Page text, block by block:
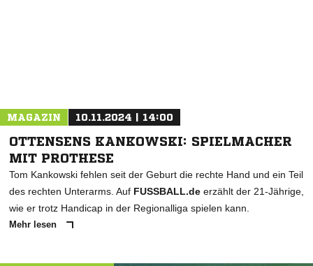
MAGAZIN 10.11.2024 | 14:00
OTTENSENS KANKOWSKI: SPIELMACHER
MIT PROTHESE
Tom Kankowski fehlen seit der Geburt die rechte Hand und ein Teil
des rechten Unterarms. Auf FUSSBALL.de erzählt der 21-Jährige,
wie er trotz Handicap in der Regionalliga spielen kann.
Mehr lesen